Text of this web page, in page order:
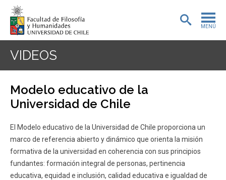
MENÚ
PREGRADO
INVESTIGACIÓN
EXTENSIÓN
VIDEOS
Modelo educativo de la
Universidad de Chile
El Modelo educativo de la Universidad de Chile proporciona un
marco de referencia abierto y dinámico que orienta la misión
formativa de la universidad en coherencia con sus principios
fundantes: formación integral de personas, pertinencia
educativa, equidad e inclusión, calidad educativa e igualdad de